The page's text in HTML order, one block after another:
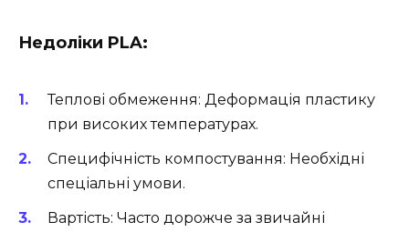
Недоліки PLA:
Теплові обмеження: Деформація пластику
при високих температурах.
Специфічність компостування: Необхідні
спеціальні умови.
Вартість: Часто дорожче за звичайні